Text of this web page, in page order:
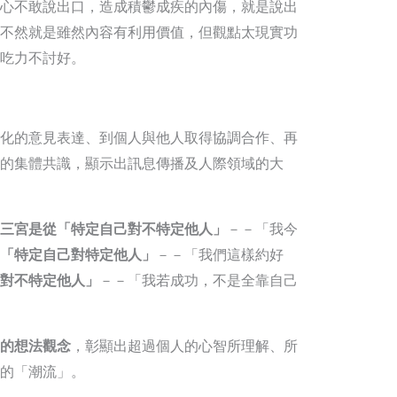
不敢說出口，造成積鬱成疾的內傷，就是說出
然就是雖然內容有利用價值，但觀點太現實功
力不討好。
的意見表達、到個人與他人取得協調合作、再
集體共識，顯示出訊息傳播及人際領域的大
宮是從「特定自己對不特定他人」
－－「我今
特定自己對特定他人」
－－「我們這樣約好
不特定他人」
－－「我若成功，不是全靠自己
想法觀念 ，彰顯出超過個人的心智所理解、所
「潮流」。